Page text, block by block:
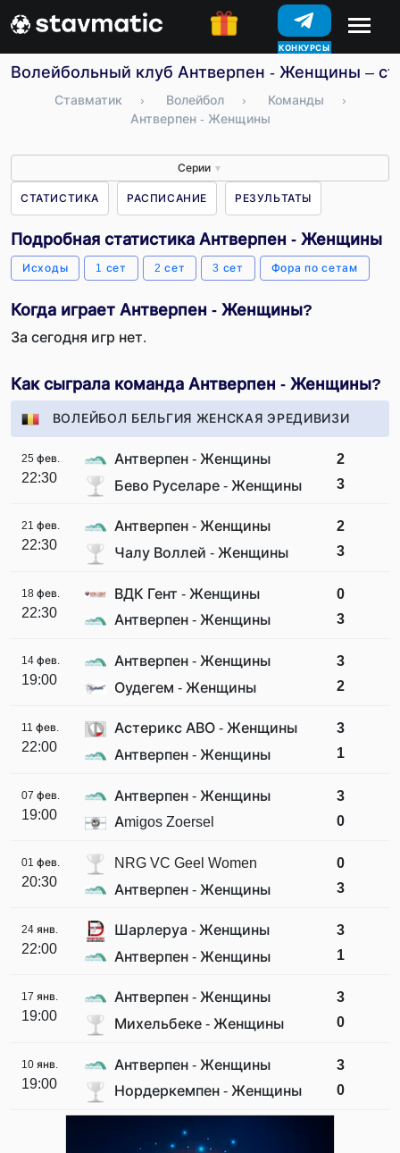
КОНКУРСЫ
Волейбольный клуб Антверпен - Женщины –
Ставматик › Волейбол › Команды
›
Антверпен - Женщины
Серии ▼
СТАТИСТИКА РАСПИСАНИЕ РЕЗУЛЬТАТЫ
Подробная статистика Антверпен - Женщины
Исходы 1 сет 2 сет 3 сет Фора по сетам
Когда играет Антверпен - Женщины?
За сегодня игр нет.
Как сыграла команда Антверпен - Женщины?
ВОЛЕЙБОЛ БЕЛЬГИЯ ЖЕНСКАЯ ЭРЕДИВИЗИ
25 фев.
22:30
Антверпен - Женщины
Бево Руселаре - Женщины
2
3
21 фев.
22:30
Антверпен - Женщины
Чалу Воллей - Женщины
2
3
18 фев.
22:30
ВДК Гент - Женщины
Антверпен - Женщины
0
3
14 фев.
19:00
Антверпен - Женщины
Оудегем - Женщины
3
2
11 фев.
22:00
Астерикс АВО - Женщины
Антверпен - Женщины
3
1
07 фев.
19:00
Антверпен - Женщины
Amigos Zoersel
3
0
01 фев.
20:30
NRG VC Geel Women
Антверпен - Женщины
0
3
24 янв.
22:00
Шарлеруа - Женщины
Антверпен - Женщины
3
1
17 янв.
19:00
Антверпен - Женщины
Михельбеке - Женщины
3
0
10 янв.
19:00
Антверпен - Женщины
Нордеркемпен - Женщины
3
0